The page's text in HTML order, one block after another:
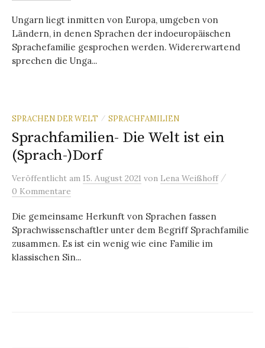
Ungarn liegt inmitten von Europa, umgeben von
Ländern, in denen Sprachen der indoeuropäischen
Sprachefamilie gesprochen werden. Widererwartend
sprechen die Unga...
SPRACHEN DER WELT / SPRACHFAMILIEN
Sprachfamilien- Die Welt ist ein
(Sprach-)Dorf
Veröffentlicht am 15. August 2021 von Lena Weißhoff /
0 Kommentare
Die gemeinsame Herkunft von Sprachen fassen
Sprachwissenschaftler unter dem Begriff Sprachfamilie
zusammen. Es ist ein wenig wie eine Familie im
klassischen Sin...